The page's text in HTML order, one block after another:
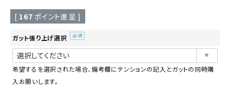
[ 167 ポイント進呈 ]
ガット張り上げ選択
希望するを選択された場合、備考欄にテンションの記入とガットの同時購
入お願いします。